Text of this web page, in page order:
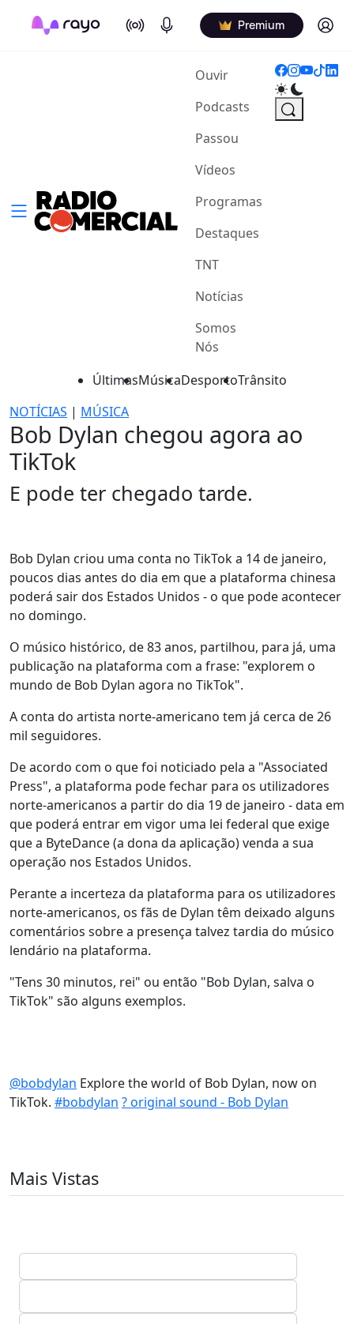
On Air Podcasts Premium Log in
Ouvir(current)
Podcasts
Passou
Vídeos
Programas
Destaques
TNT
Notícias
Somos
Nós
ÚltimasMúsicaDesportoTrânsito
NOTÍCIAS | MÚSICA
Bob Dylan chegou agora ao
TikTok
E pode ter chegado tarde.
Bob Dylan criou uma conta no TikTok a 14 de janeiro,
poucos dias antes do dia em que a plataforma chinesa
poderá sair dos Estados Unidos - o que pode acontecer
no domingo.
O músico histórico, de 83 anos, partilhou, para já, uma
publicação na plataforma com a frase: "explorem o
mundo de Bob Dylan agora no TikTok".
A conta do artista norte-americano tem já cerca de 26
mil seguidores.
De acordo com o que foi noticiado pela a "Associated
Press", a plataforma pode fechar para os utilizadores
norte-americanos a partir do dia 19 de janeiro - data em
que poderá entrar em vigor uma lei federal que exige
que a ByteDance (a dona da aplicação) venda a sua
operação nos Estados Unidos.
Perante a incerteza da plataforma para os utilizadores
norte-americanos, os fãs de Dylan têm deixado alguns
comentários sobre a presença talvez tardia do músico
lendário na plataforma.
"Tens 30 minutos, rei" ou então "Bob Dylan, salva o
TikTok" são alguns exemplos.
@bobdylan Explore the world of Bob Dylan, now on
TikTok. #bobdylan ? original sound - Bob Dylan
Mais Vistas